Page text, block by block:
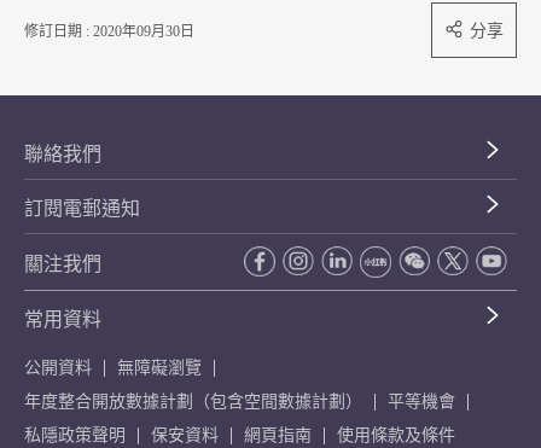
修訂日期 : 2020年09月30日 分享
聯絡我們
訂閱電郵通知
關注我們
常用資料
公開資料
無障礙瀏覽
年度整合開放數據計劃（包含空間數據計劃）
平等機會
私隱政策聲明
保安資料 網頁指南 使用條款及條件